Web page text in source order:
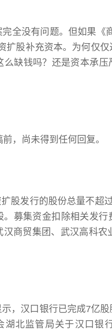
全没有问题。但如果《
扩股补充资本。为何仅
缺钱吗？还是资本承压
，尚未得到任何回复。
股发行的股份总量不超
募集资金扣除相关发行
商贸集团、武汉高科农
，汉口银行已完成7亿
北监管局关于汉口银